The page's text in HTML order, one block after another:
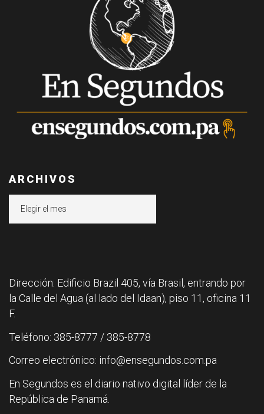
ARCHIVOS
Dirección: Edificio Brazil 405, vía Brasil, entrando por
la Calle del Agua (al lado del Idaan), piso 11, oficina 11
F.
Teléfono: 385-8777 / 385-8778
Correo electrónico: info@ensegundos.com.pa
En Segundos es el diario nativo digital líder de la
República de Panamá.